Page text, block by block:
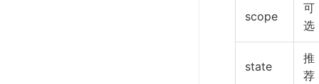
scope
可
选
state
推
荐